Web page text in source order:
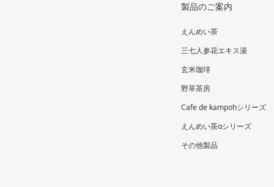
製品のご案内
えんめい茶
三七人参花エキス湯
玄米珈琲
野草茶房
Cafe de kampohシリーズ
えんめい茶αシリーズ
その他製品